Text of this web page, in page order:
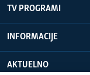
TV PROGRAMI
INFORMACIJE
AKTUELNO